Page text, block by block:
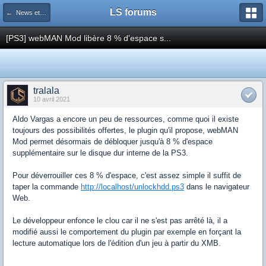
← News et actualités postées sur LS LS forums
[PS3] webMAN Mod libère 8 % d'espace s...
tralala
10 avril 2021
Aldo Vargas a encore un peu de ressources, comme quoi il existe
toujours des possibilités offertes, le plugin qu'il propose, webMAN
Mod permet désormais de débloquer jusqu'à 8 % d'espace
supplémentaire sur le disque dur interne de la PS3.
Pour déverrouiller ces 8 % d'espace, c'est assez simple il suffit de
taper la commande http://localhost/unlockhdd.ps3 dans le navigateur
Web.
Le développeur enfonce le clou car il ne s'est pas arrêté là, il a
modifié aussi le comportement du plugin par exemple en forçant la
lecture automatique lors de l'édition d'un jeu à partir du XMB.